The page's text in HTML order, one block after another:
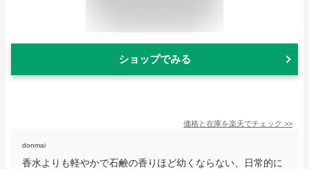
ショップでみる
価格と在庫を楽天でチェック >>
donmai
香水よりも軽やかで石鹸の香りほど幼くならない、日常的に